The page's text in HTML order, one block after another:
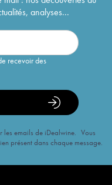
analyses...
recevoir des
les emails de iDealwine. Vous
présent dans chaque message.